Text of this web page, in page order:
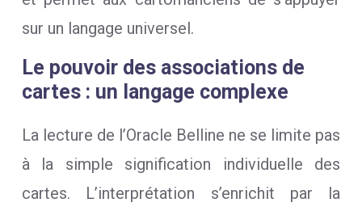
sur un langage universel.
Le pouvoir des associations de
cartes : un langage complexe
La lecture de l’Oracle Belline ne se limite pas
à la simple signification individuelle des
cartes. L’interprétation s’enrichit par la